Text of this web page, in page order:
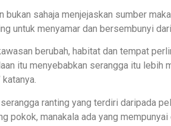
bukan sahaja menjejaskan sumber
untuk menyamar dan bersembunyi
berubah, habitat dan tempat
itu menyebabkan serangga itu lebih
ranting yang terdiri daripada
pokok, manakala ada yang